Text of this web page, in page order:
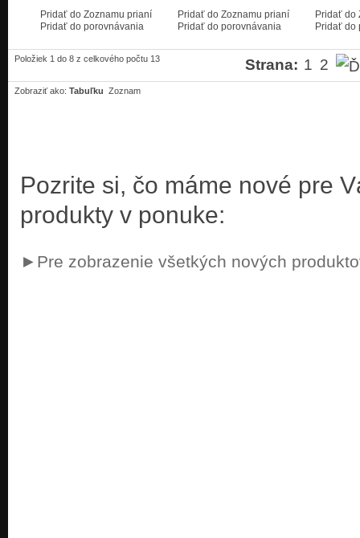
Pridať do Zoznamu prianí
Pridať do porovnávania
Pridať do Zoznamu prianí
Pridať do porovnávania
Pridať do
Pridať do
Položiek 1 do 8 z celkového počtu 13 Strana: 1 2
Zobraziť ako: Tabuľku Zoznam
Pozrite si, čo máme nové pre
produkty v ponuke:
►Pre zobrazenie všetkých nových